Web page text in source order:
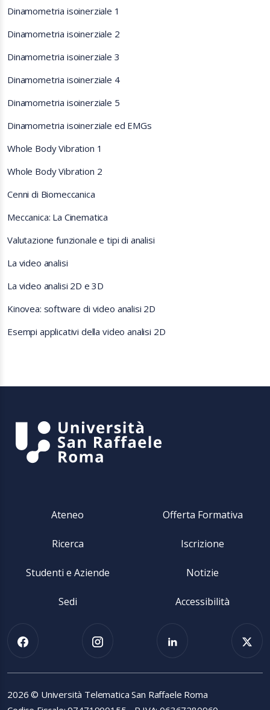
Dinamometria isoinerziale 1
Dinamometria isoinerziale 2
Dinamometria isoinerziale 3
Dinamometria isoinerziale 4
Dinamometria isoinerziale 5
Dinamometria isoinerziale ed EMGs
Whole Body Vibration 1
Whole Body Vibration 2
Cenni di Biomeccanica
Meccanica: La Cinematica
Valutazione funzionale e tipi di analisi
La video analisi
La video analisi 2D e 3D
Kinovea: software di video analisi 2D
Esempi applicativi della video analisi 2D
Ateneo Offerta Formativa
Ricerca Iscrizione
Studenti e Aziende Notizie
Sedi Accessibilità
2026 © Università Telematica San Raffaele Roma